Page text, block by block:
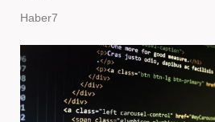
Haber7